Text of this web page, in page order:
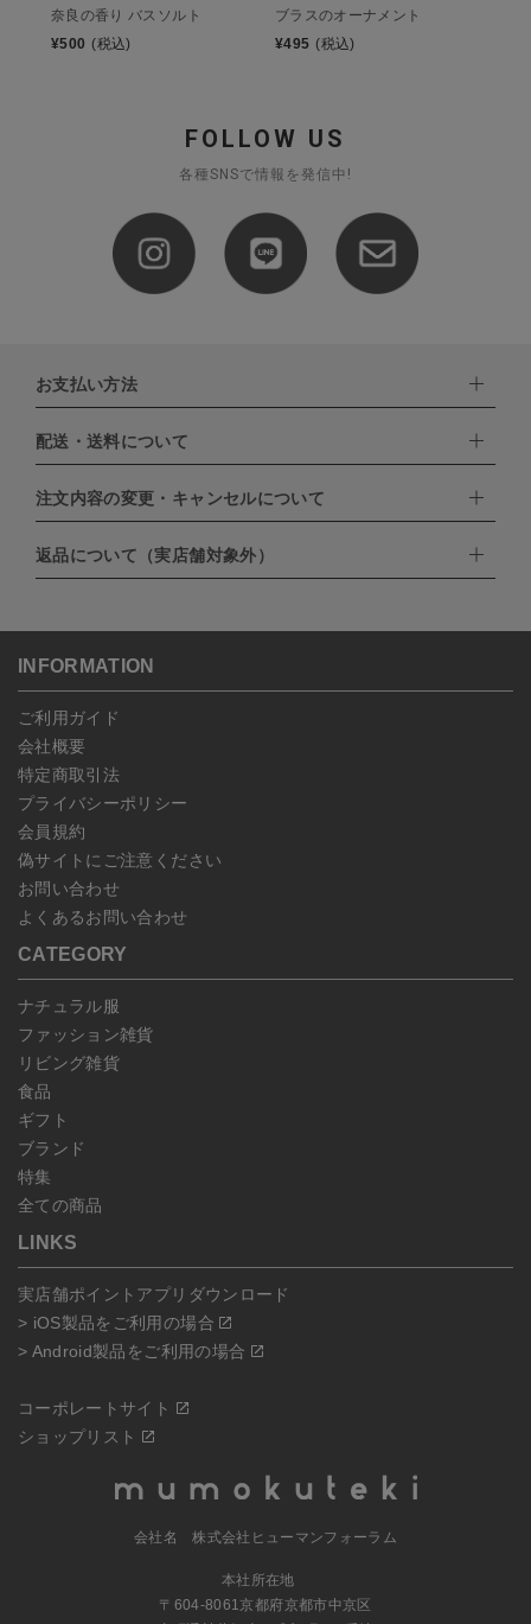
奈良の香り バスソルト
¥500 (税込)
ブラスのオーナメント
¥495 (税込)
FOLLOW US
各種SNSで情報を発信中!
お支払い方法
下記お支払い方法よりお選びいただけます。
・クレジットカード（VISA,mastercard,JCB,AMERICAN
EXPRESS,Diners Club）
・PayPay
・NP後払い
配送・送料について
配達業者：日本郵便
北海道：1,400円
沖縄：1,400円
注文内容の変更・キャンセルについて
ご注文日当日から翌日のAM9:00までにご連絡頂いた場合はキャン
セルは可能です。
ンセルしていただいた後、ご希望の商品のみ再度ご注文お願いしま
予約商品など一部キャンセルが出来ない場合がございます。あらか
じめご了承ください。
返品について（実店舗対象外）
こちらよりご依頼ください。
INFORMATION
ご利用ガイド
会社概要
特定商取引法
プライバシーポリシー
会員規約
偽サイトにご注意ください
お問い合わせ
よくあるお問い合わせ
CATEGORY
ナチュラル服
ファッション雑貨
リビング雑貨
食品
ギフト
ブランド
特集
全ての商品
LINKS
実店舗ポイントアプリダウンロード
> iOS製品をご利用の場合
> Android製品をご利用の場合
コーポレートサイト
ショップリスト
会社名 株式会社ヒューマンフォーラム
本社所在地
〒604-8061京都府京都市中京区